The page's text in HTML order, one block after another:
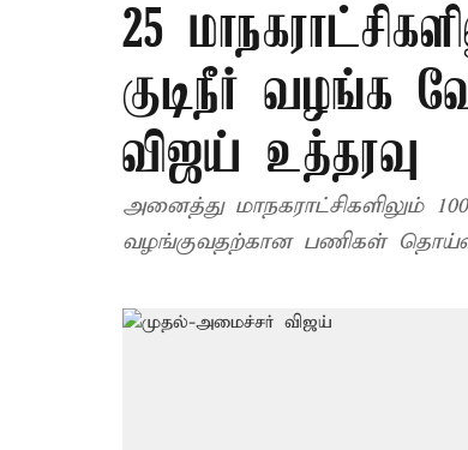
25
குடிநீர் வழங்க
விஜய் உத்தரவு
அனைத்து மாநகராட்சிகளிலும்
வழங்குவதற்கான பணிகள்